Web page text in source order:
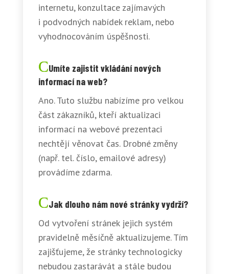
internetu, konzultace zajímavých
i podvodných nabídek reklam, nebo
vyhodnocováním úspěšnosti.
Umíte zajistit vkládání nových
informací na web?
Ano. Tuto službu nabízíme pro velkou
část zákazníků, kteří aktualizaci
informací na webové prezentaci
nechtějí věnovat čas. Drobné změny
(např. tel. číslo, emailové adresy)
provádíme zdarma.
Jak dlouho nám nové stránky vydrží?
Od vytvoření stránek jejich systém
pravidelně měsíčně aktualizujeme. Tím
zajišťujeme, že stránky technologicky
nebudou zastarávát a stále budou